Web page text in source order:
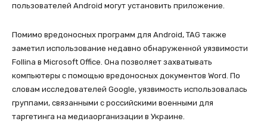
пользователей Android могут установить приложение.
Помимо вредоносных программ для Android, TAG также
заметил использование недавно обнаруженной уязвимости
Follina в Microsoft Office. Она позволяет захватывать
компьютеры с помощью вредоносных документов Word. По
словам исследователей Google, уязвимость использовалась
группами, связанными с российскими военными для
таргетинга на медиаорганизации в Украине.